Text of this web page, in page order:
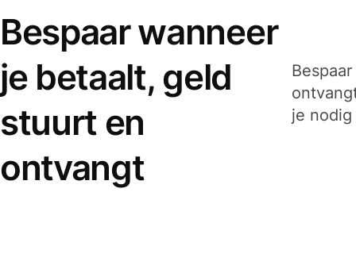
Bespaar wanneer
je betaalt, geld
stuurt en
ontvangt
je